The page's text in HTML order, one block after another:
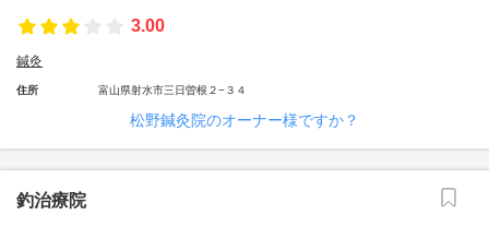
3.00
鍼灸
住所 富山県射水市三日曽根２−３４
松野鍼灸院のオーナー様ですか？
釣治療院